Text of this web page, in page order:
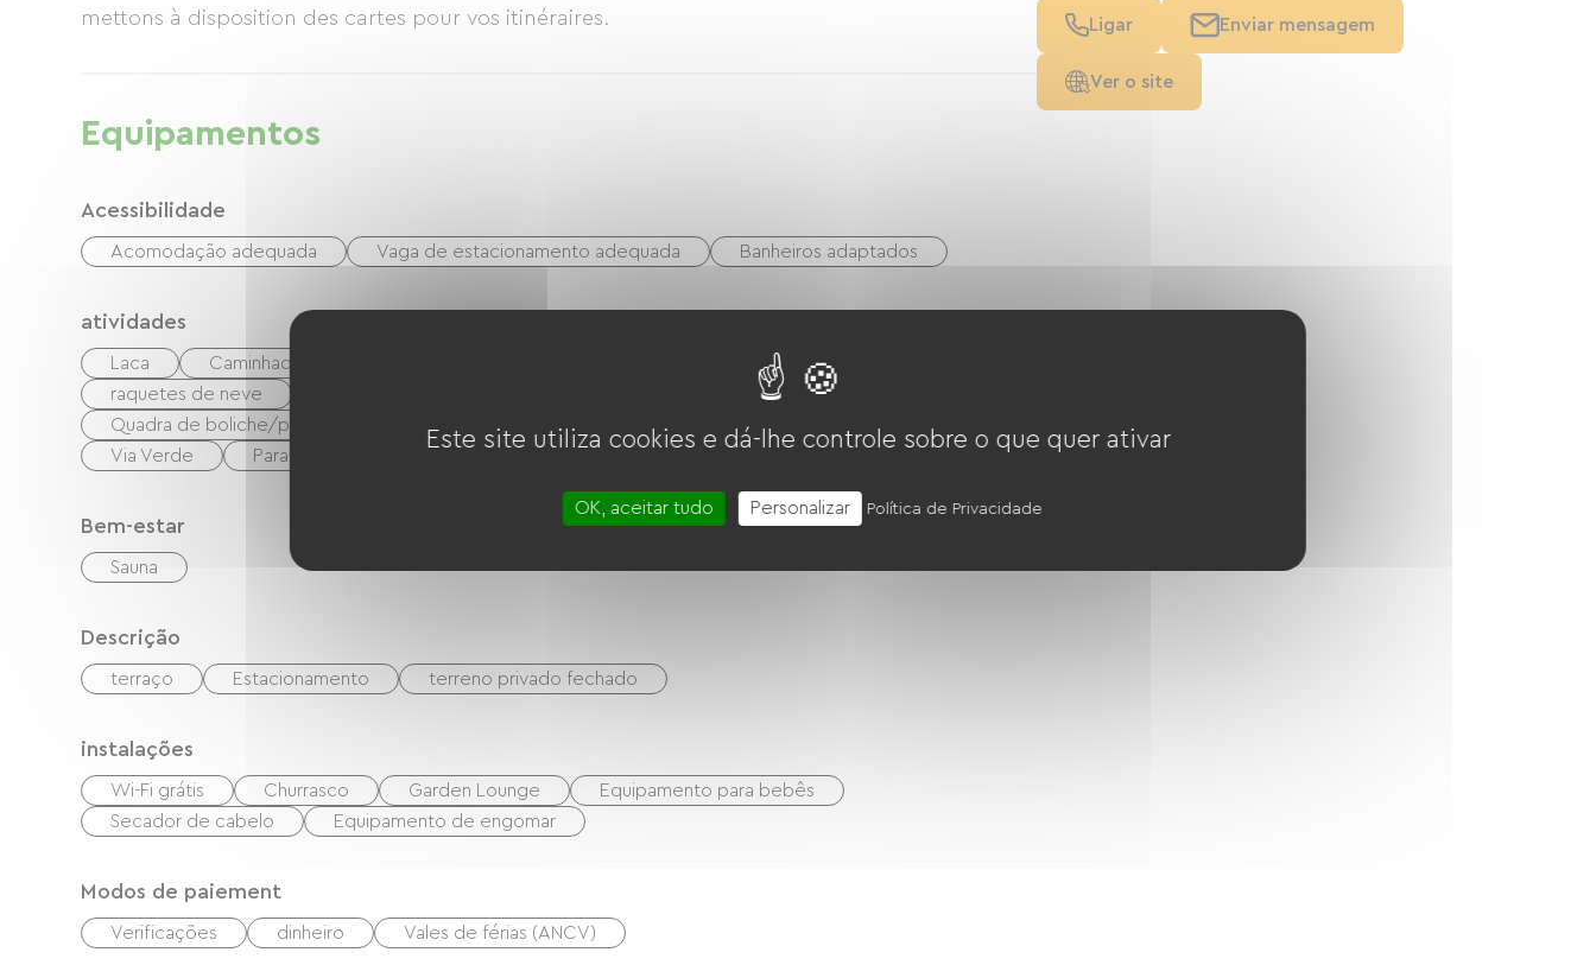
mettons à disposition des cartes pour vos itinéraires.
Equipamentos
Acessibilidade
Acomodação adequada Vaga de estacionamento adequada Banheiros adaptados
atividades
Laca Caminhada
Esqui nórdico / esqui cross-country
raquetes de neve
Esportes de água viva
Quadra de boliche/pétanque
Terreno de tênis Bicicleta
VTT
Via Verde
Parapente
Bem-estar
Sauna
Descrição
terraço Estacionamento terreno privado fechado
instalações
Wi-Fi grátis Churrasco Garden Lounge
Equipamento para bebês
Secador de cabelo
Equipamento de engomar
Modos de paiement
Verificações dinheiro Vales de férias (ANCV)
Ligar Enviar mensagem
Ver o site
Este site utiliza cookies e dá-lhe controle sobre o que quer ativar
OK, aceitar tudo Personalizar Política de Privacidade